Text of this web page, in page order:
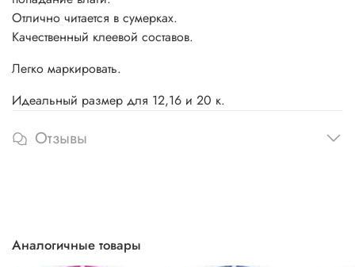
Отлично читается в сумерках.
Качественный клеевой составов.
Легко маркировать.
Идеальный размер для 12,16 и 20 к.
Отзывы
Аналогичные товары